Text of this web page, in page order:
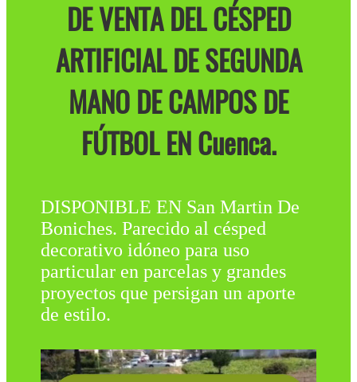
DE VENTA DEL CÉSPED
ARTIFICIAL DE SEGUNDA
MANO DE CAMPOS DE
FÚTBOL EN Cuenca.
DISPONIBLE EN San Martin De
Boniches. Parecido al césped
decorativo idóneo para uso
particular en parcelas y grandes
proyectos que persigan un aporte
de estilo.